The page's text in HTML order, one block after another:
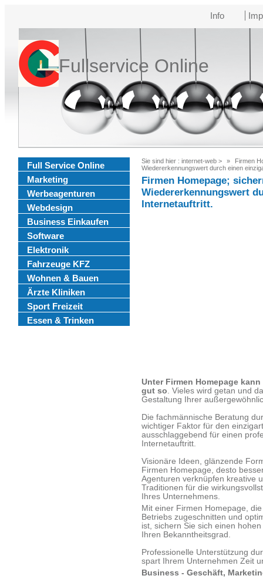
Info
Fullservice Online
Full Service Online
Marketing
Werbeagenturen
Webdesign
Business Einkaufen
Software
Elektronik
Fahrzeuge KFZ
Wohnen & Bauen
Ärzte Kliniken
Sport Freizeit
Essen & Trinken
Sie sind hier : internet-web >
Firmen
Wiedererkennungswert durch einen
Firmen Homepage;
Wiedererkennungswert
Internetauftritt.
Unter Firmen Homepage
gut so. Vieles wird getan und
Gestaltung Ihrer
Die fachmännische Beratung
wichtiger Faktor für den
ausschlaggebend für einen
Internetauftritt.
Visionäre Ideen, glänzende
Firmen Homepage, desto
Agenturen verknüpfen kreative
Traditionen für die
Ihres Unternehmens.
Mit einer Firmen Homepage,
Betriebs zugeschnitten und
ist, sichern Sie sich einen
Ihren Bekanntheitsgrad.
Professionelle Unterstützung
spart Ihrem Unternehmen Zeit
Business - Geschäft,